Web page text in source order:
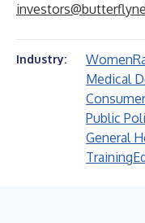
Industry: Women
Medical
Consumer
Public
General
Training